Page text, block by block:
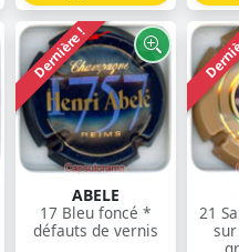
Dernière !
ABELE
17 Bleu foncé *
défauts de vernis
21